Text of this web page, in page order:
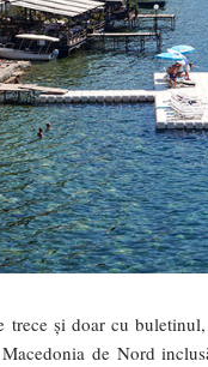
trece și doar cu
de Nord